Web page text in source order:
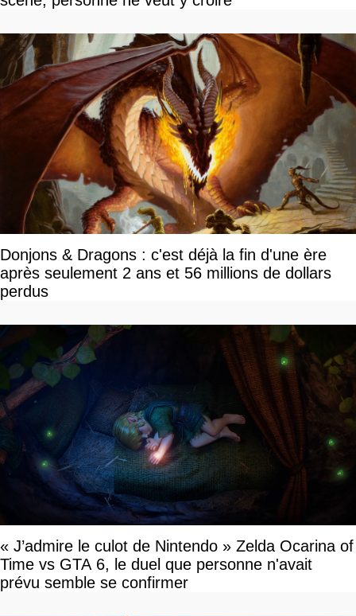
Donjons & Dragons : c'est déjà la fin d'une ère
après seulement 2 ans et 56 millions de dollars
perdus
« J’admire le culot de Nintendo » Zelda Ocarina of
Time vs GTA 6, le duel que personne n'avait
prévu semble se confirmer